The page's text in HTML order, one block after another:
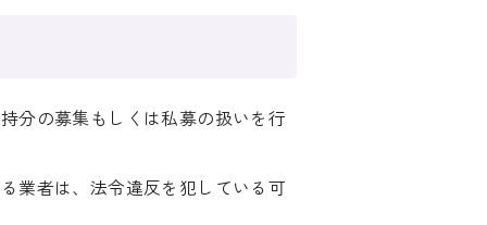
分の募集もしくは私募の扱いを行
業者は、法令違反を犯している可